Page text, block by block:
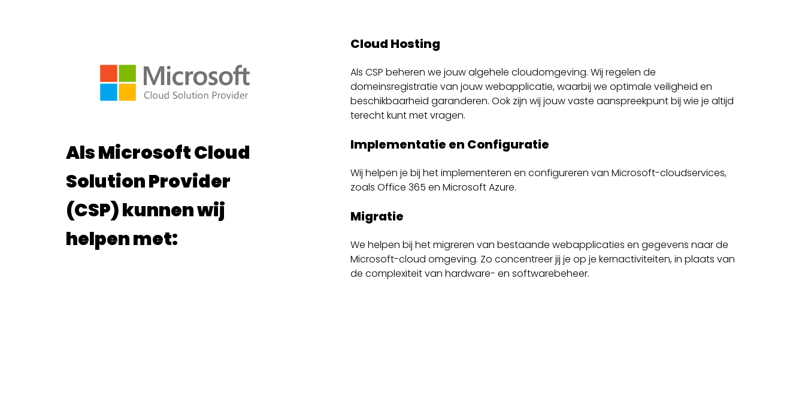
Als Microsoft Cloud
Solution Provider
(CSP) kunnen wij
helpen met:
Cloud Hosting
Als CSP beheren we jouw algehele cloudomgeving. Wij regelen de
domeinsregistratie van jouw webapplicatie, waarbij we optimale veiligheid en
beschikbaarheid garanderen. Ook zijn wij jouw vaste aanspreekpunt bij wie je altijd
terecht kunt met vragen.
Implementatie en Configuratie
Wij helpen je bij het implementeren en configureren van Microsoft-cloudservices,
zoals Office 365 en Microsoft Azure.
Migratie
We helpen bij het migreren van bestaande webapplicaties en gegevens naar de
Microsoft-cloud omgeving. Zo concentreer jij je op je kernactiviteiten, in plaats van
de complexiteit van hardware- en softwarebeheer.